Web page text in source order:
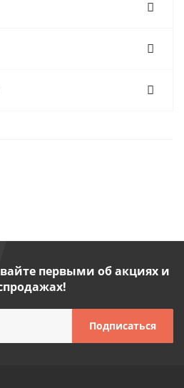
первыми об акциях и